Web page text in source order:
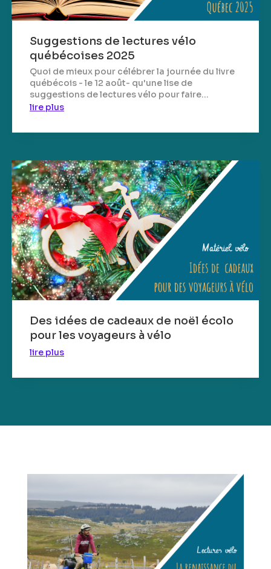
Suggestions de lectures vélo
québécoises 2025
Quoi de mieux pour célébrer la journée du livre
québécois - le 12 août- qu'une lise de
suggestions de lectures vélo pour faire...
lire plus
Des idées de cadeaux de noël écolo
pour les voyageurs à vélo
lire plus